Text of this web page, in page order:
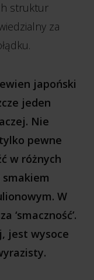
struktur
za
japoński
jeden
Nie
pewne
w różnych
W
‘smaczność’.
jest wysoce